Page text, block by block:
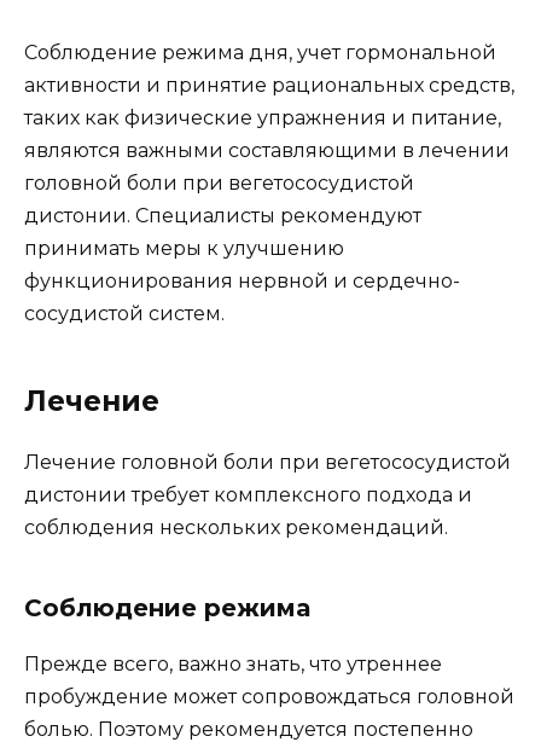
Соблюдение режима дня, учет гормональной
активности и принятие рациональных средств,
таких как физические упражнения и питание,
являются важными составляющими в лечении
головной боли при вегетососудистой
дистонии. Специалисты рекомендуют
принимать меры к улучшению
функционирования нервной и сердечно-
сосудистой систем.
Лечение
Лечение головной боли при вегетососудистой
дистонии требует комплексного подхода и
соблюдения нескольких рекомендаций.
Соблюдение режима
Прежде всего, важно знать, что утреннее
пробуждение может сопровождаться головной
болью. Поэтому рекомендуется постепенно